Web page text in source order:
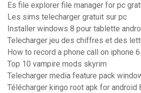
Es file explorer file manager for pc
Les sims telecharger gratuit sur pc
Installer windows 8 pour tablette
Telecharger jeu des chiffres et des
How to record a phone call on iphone
Top 10 vampire mods skyrim
Telecharger media feature pack
Télécharger kingo root apk for android